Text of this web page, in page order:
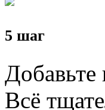
5 шаг
Всё